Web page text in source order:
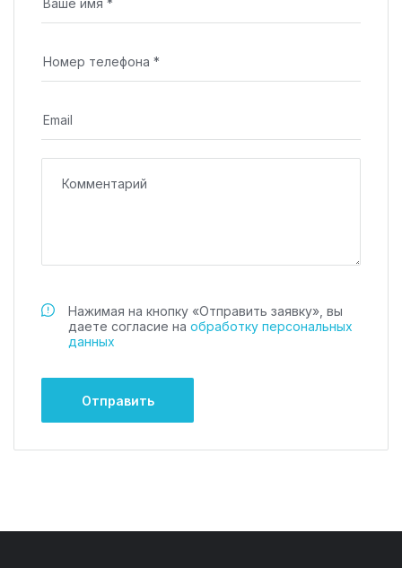
Нажимая на кнопку «Отправить заявку», вы
даете согласие на обработку персональных
данных